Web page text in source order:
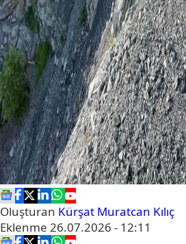
Oluşturan Kürşat Muratcan Kılıç
Eklenme 26.07.2026 - 12:11